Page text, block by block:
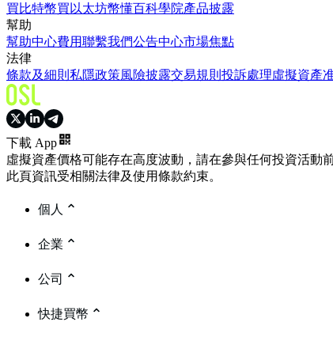
買比特幣買以太坊幣懂百科學院產品披露
幫助
幫助中心費用聯繫我們公告中心市場焦點
法律
條款及細則 私隱政策風險披露交易規則 投訴處理虛擬資產
下載 App
虛擬資產價格可能存在高度波動，請在參與任何投資活動
此頁資訊受相關法律及使用條款約束。
個人
企業
公司
快捷買幣